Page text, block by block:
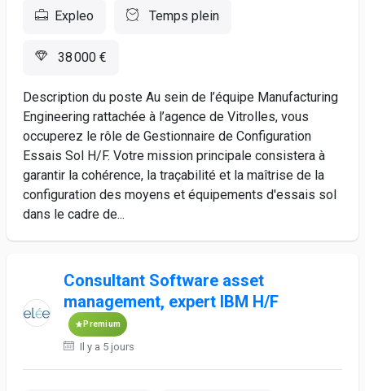
Expleo Temps plein
38 000 €
Description du poste Au sein de l’équipe Manufacturing
Engineering rattachée à l’agence de Vitrolles, vous
occuperez le rôle de Gestionnaire de Configuration
Essais Sol H/F. Votre mission principale consistera à
garantir la cohérence, la traçabilité et la maîtrise de la
configuration des moyens et équipements d'essais sol
dans le cadre de...
Consultant Software asset
management, expert IBM H/F
Premium
Il y a 5 jours